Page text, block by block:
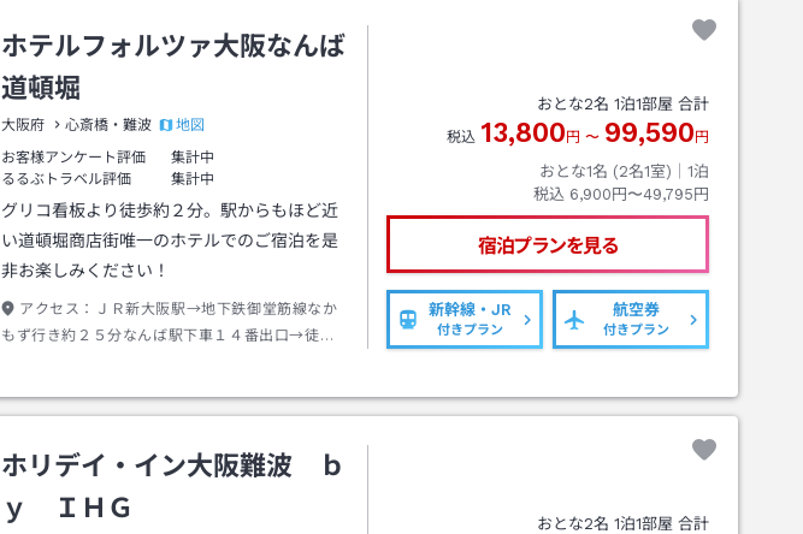
ホテルフォルツァ大阪なんば
道頓堀
大阪府 心斎橋・難波
地図
お客様アンケート評価
集計中
るるぶトラベル評価
集計中
グリコ看板より徒歩約２分。駅からもほど近
い道頓堀商店街唯一のホテルでのご宿泊を是
非お楽しみください！
アクセス：
ＪＲ新大阪駅→地下鉄御堂筋線なか
もず行き約２５分なんば駅下車１４番出口→徒歩
おとな2名 1泊1部屋 合計
税込 13,800 円 〜 99,590 円
おとな1名 (2名1室)｜ 1泊
税込 6,900円〜49,795円
宿泊プランを見る
新幹線・JR
付きプラン
航空券
付きプラン
ホリデイ・イン大阪難波 ｂ
ｙ ＩＨＧ
おとな2名 1泊1部屋 合計